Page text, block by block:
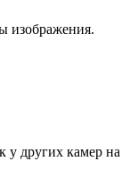
изображения.
у других камер на